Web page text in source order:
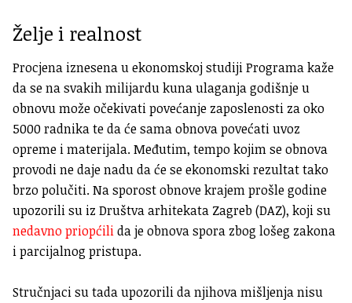
Želje i realnost
Procjena iznesena u ekonomskoj studiji Programa kaže
da se na svakih milijardu kuna ulaganja godišnje u
obnovu može očekivati povećanje zaposlenosti za oko
5000 radnika te da će sama obnova povećati uvoz
opreme i materijala. Međutim, tempo kojim se obnova
provodi ne daje nadu da će se ekonomski rezultat tako
brzo polučiti. Na sporost obnove krajem prošle godine
upozorili su iz Društva arhitekata Zagreb (DAZ), koji su
nedavno priopćilida je obnova spora zbog lošeg zakona
i parcijalnog pristupa.
Stručnjaci su tada upozorili da njihova mišljenja nisu